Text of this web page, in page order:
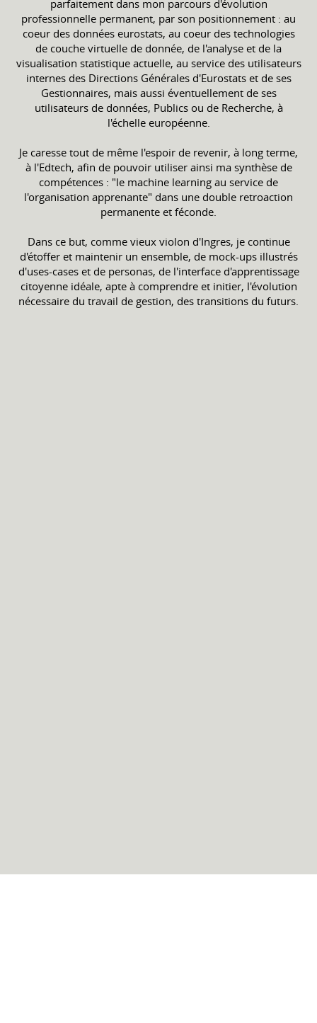
parfaitement dans mon parcours d'évolution
professionnelle permanent, par son positionnement : au
coeur des données eurostats, au coeur des technologies
de couche virtuelle de donnée, de l'analyse et de la
visualisation statistique actuelle, au service des utilisateurs
internes des Directions Générales d'Eurostats et de ses
Gestionnaires, mais aussi éventuellement de ses
utilisateurs de données, Publics ou de Recherche, à
l'échelle européenne.
Je caresse tout de même l'espoir de revenir, à long terme,
à l'Edtech, afin de pouvoir utiliser ainsi ma synthèse de
compétences : "le machine learning au service de
l'organisation apprenante" dans une double retroaction
permanente et féconde.
Dans ce but, comme vieux violon d'Ingres, je continue
d'étoffer et maintenir un ensemble, de mock-ups illustrés
d'uses-cases et de personas, de l'interface d'apprentissage
citoyenne idéale, apte à comprendre et initier, l'évolution
nécessaire du travail de gestion, des transitions du futurs.